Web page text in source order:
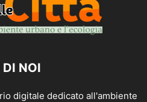
DI NOI
digitale dedicato all'ambiente